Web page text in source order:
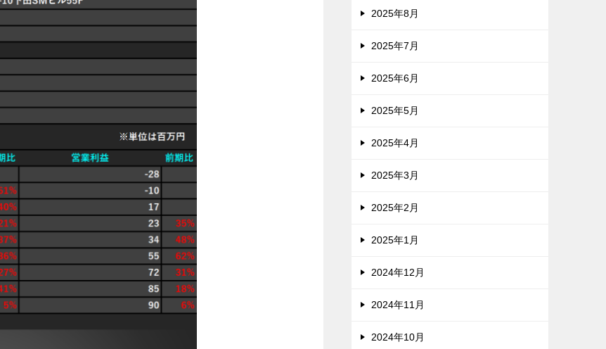
2025年8月
2025年7月
2025年6月
2025年5月
2025年4月
2025年3月
2025年2月
2025年1月
2024年12月
2024年11月
2024年10月